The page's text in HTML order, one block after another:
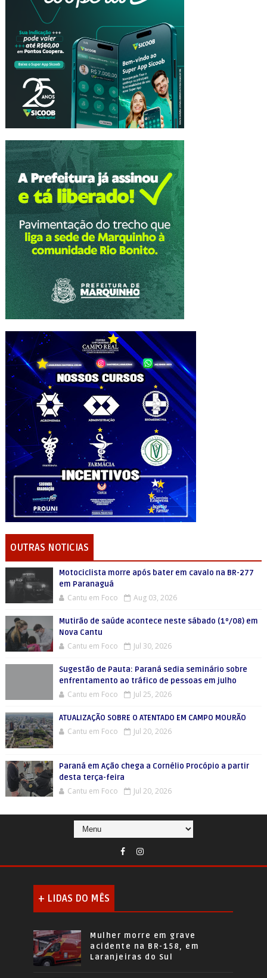
OUTRAS NOTICIAS
Motociclista morre após bater em cavalo na BR-277
em Paranaguá
Cantu em Foco Aug 03, 2026
Mutirão de saúde acontece neste sábado (1º/08) em
Nova Cantu
Cantu em Foco Jul 30, 2026
Sugestão de Pauta: Paraná sedia seminário sobre
enfrentamento ao tráfico de pessoas em julho
Cantu em Foco Jul 25, 2026
ATUALIZAÇÃO SOBRE O ATENTADO EM CAMPO MOURÃO
Cantu em Foco Jul 20, 2026
Paraná em Ação chega a Cornélio Procópio a partir
desta terça-feira
Cantu em Foco Jul 20, 2026
+ LIDAS DO MÊS
Mulher morre em grave
acidente na BR-158, em
Laranjeiras do Sul